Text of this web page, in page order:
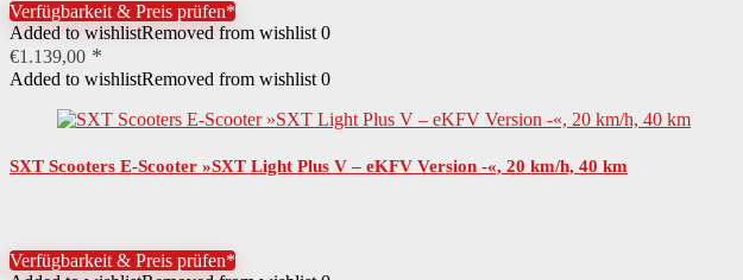
Art Stromversorgung
Batterie-Akku-Technologie Lithium-Ionen (Li-Ion)
Montagehinweise
Verfügbarkeit & Preis prüfen*
Added to wishlistRemoved from wishlist 0
€1.139,00
Added to wishlistRemoved from wishlist 0
SXT Scooters E-Scooter »SXT Light Plus V – eKFV Version -«, 20 km/h, 40 km
Verfügbarkeit & Preis prüfen*